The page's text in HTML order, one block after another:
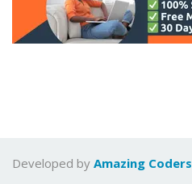
Developed by Amazing Coders